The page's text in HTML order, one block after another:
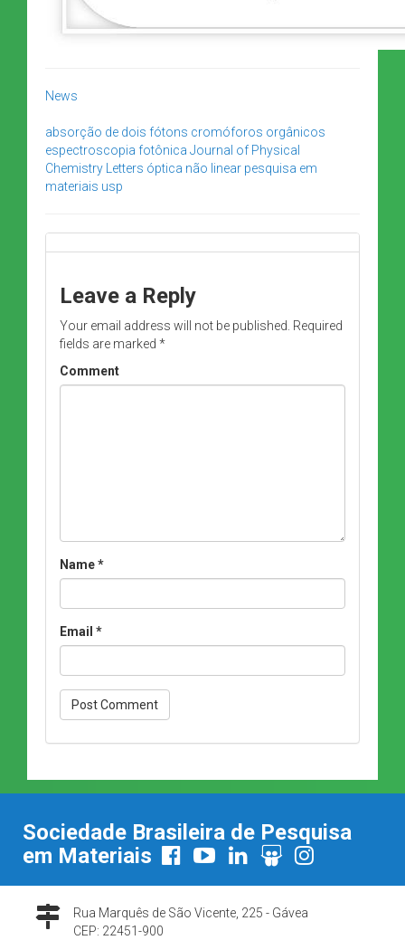
News
absorção de dois fótons cromóforos orgânicos
espectroscopia fotônica Journal of Physical
Chemistry Letters óptica não linear pesquisa em
materiais usp
Leave a Reply
Your email address will not be published. Required
fields are marked *
Comment
Name*
Email *
Sociedade Brasileira de Pesquisa
em Materiais
Rua Marquês de São Vicente, 225 - Gávea
CEP: 22451-900